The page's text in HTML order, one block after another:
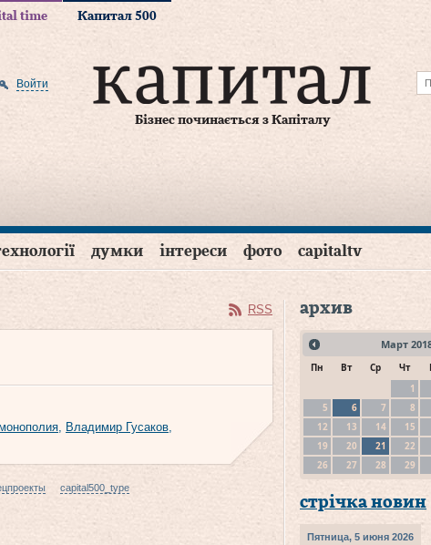
time Капитал 500
Бізнес починається з Капіталу
Войти
думки інтереси фото capitaltv
RSS
, Владимир Гусаков,
capital500_type
архив
Март
Пн Вт Ср Чт
1
5
6 7 8
12
13 14 15
19
20 21 22
26
27 28 29
стрічка новин
Пятница, 5 июня 2026